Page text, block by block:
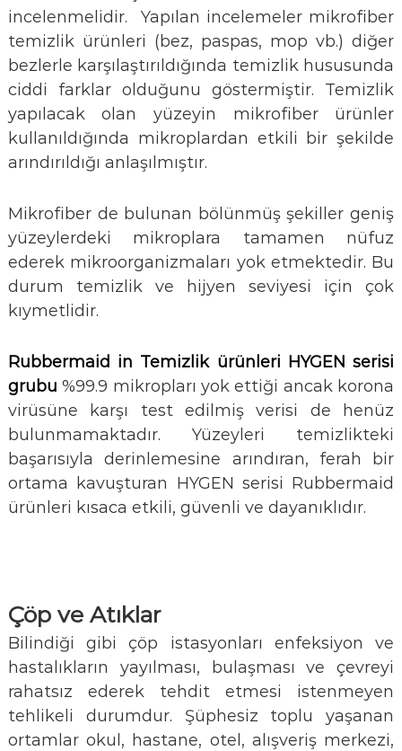
incelenmelidir. Yapılan incelemeler mikrofiber
temizlik ürünleri (bez, paspas, mop vb.) diğer
bezlerle karşılaştırıldığında temizlik hususunda
ciddi farklar olduğunu göstermiştir. Temizlik
yapılacak olan yüzeyin mikrofiber ürünler
kullanıldığında mikroplardan etkili bir şekilde
arındırıldığı anlaşılmıştır.
Mikrofiber de bulunan bölünmüş şekiller geniş
yüzeylerdeki mikroplara tamamen nüfuz
ederek mikroorganizmaları yok etmektedir. Bu
durum temizlik ve hijyen seviyesi için çok
kıymetlidir.
Rubbermaid in Temizlik ürünleri HYGEN serisi
grubu %99.9 mikropları yok ettiği ancak korona
virüsüne karşı test edilmiş verisi de henüz
bulunmamaktadır. Yüzeyleri temizlikteki
başarısıyla derinlemesine arındıran, ferah bir
ortama kavuşturan HYGEN serisi Rubbermaid
ürünleri kısaca etkili, güvenli ve dayanıklıdır.
Çöp ve Atıklar
Bilindiği gibi çöp istasyonları enfeksiyon ve
hastalıkların yayılması, bulaşması ve çevreyi
rahatsız ederek tehdit etmesi istenmeyen
tehlikeli durumdur. Şüphesiz toplu yaşanan
ortamlar okul, hastane, otel, alışveriş merkezi,